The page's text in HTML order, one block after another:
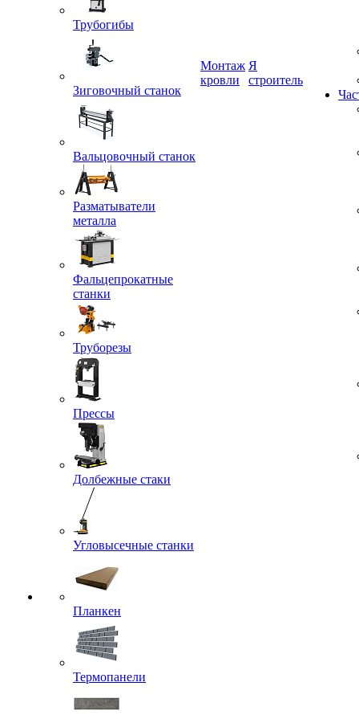
Трубогибы
Зиговочный станок
Вальцовочный станок
Разматыватели
металла
Фальцепрокатные
станки
Труборезы
Прессы
Долбежные стаки
Угловысечные станки
Планкен
Термопанели
Монтаж
Я